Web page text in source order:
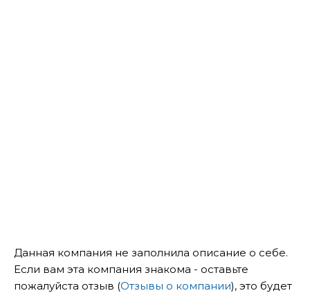
Данная компания не заполнила описание о себе.
Если вам эта компания знакома - оставьте
пожалуйста отзыв (Отзывы о компании), это будет